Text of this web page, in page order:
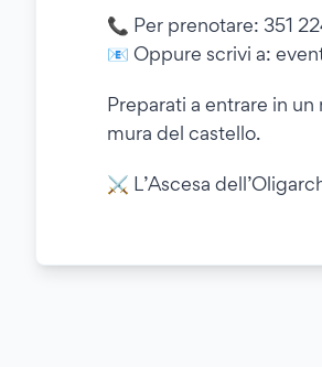
📞 Per prenotare: 351
📧 Oppure scrivi a:
Preparati a entrare in
mura del castello.
⚔️ L’Ascesa